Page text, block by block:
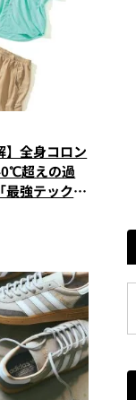
】全身コロン
超えの過
最強テックウ